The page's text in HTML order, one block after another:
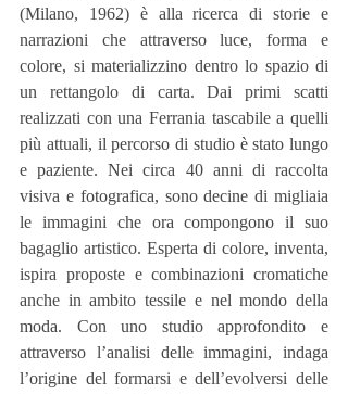
(Milano, 1962) è alla ricerca di storie e
narrazioni che attraverso luce, forma e
colore, si materializzino dentro lo spazio di
un rettangolo di carta. Dai primi scatti
realizzati con una Ferrania tascabile a quelli
più attuali, il percorso di studio è stato lungo
e paziente. Nei circa 40 anni di raccolta
visiva e fotografica, sono decine di migliaia
le immagini che ora compongono il suo
bagaglio artistico. Esperta di colore, inventa,
ispira proposte e combinazioni cromatiche
anche in ambito tessile e nel mondo della
moda. Con uno studio approfondito e
attraverso l’analisi delle immagini, indaga
l’origine del formarsi e dell’evolversi delle